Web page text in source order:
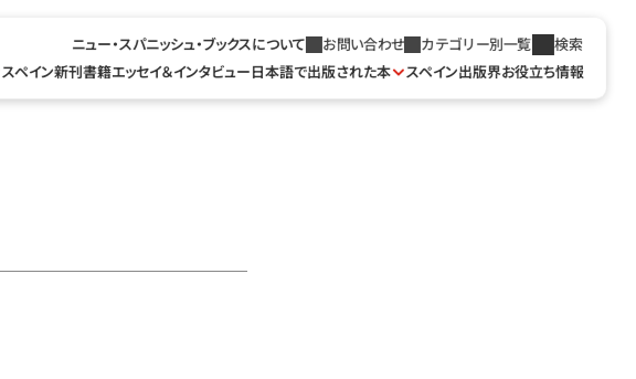
ニュー・スパニッシュ・ブックスについて お問い合わせ カテゴリー別一覧
検索
スペイン新刊書籍エッセイ＆インタビュー日本語で出版された本 スペイン出版界お役立ち情報